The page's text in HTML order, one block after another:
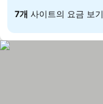
7개 사이트의 요금 보기